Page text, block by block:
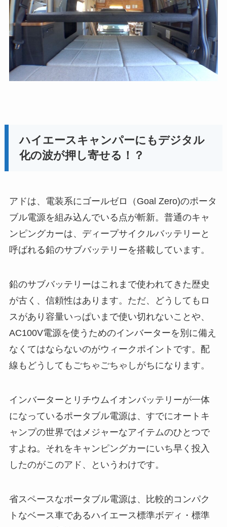
ハイエースキャンパーにもデジタル
化の波が押し寄せる！？
アドは、電装系にゴールゼロ（Goal Zero)のポータ
ブル電源を組み込んでいる点が斬新。普通のキャ
ンピングカーは、ディープサイクルバッテリーと
呼ばれる鉛のサブバッテリーを搭載しています。
鉛のサブバッテリーはこれまで使われてきた歴史
が古く、信頼性はあります。ただ、どうしてもロ
スがあり容量いっぱいまで使い切れないことや、
AC100V電源を使うためのインバーターを別に備え
なくてはならないのがウィークポイントです。配
線もどうしてもごちゃごちゃしがちになります。
インバーターとリチウムイオンバッテリーが一体
になっているポータブル電源は、すでにオートキ
ャンプの世界ではメジャーなアイテムのひとつで
すよね。それをキャンピングカーにいち早く投入
したのがこのアド、というわけです。
省スペースなポータブル電源は、比較的コンパク
トなベース車であるハイエース標準ボディ・標準